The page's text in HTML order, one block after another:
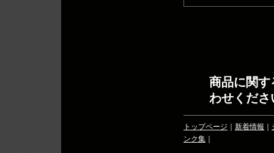
商品に関す
わせくださ
トップページ 新着情報
ンク集